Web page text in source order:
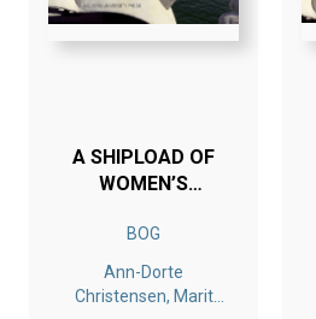
A SHIPLOAD OF
WOMEN’S
BOG
Ann-Dorte
Christensen, Marit